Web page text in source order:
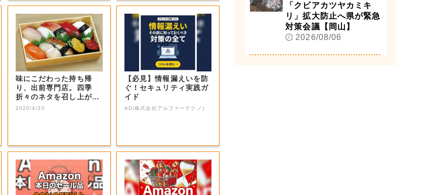
味にこだわった持ち帰
り、出前専門店。四季
折々のネタを召し上が
れ。
2020/4/30
【必見】情報漏えいを防
ぐ！セキュリティ実践ガ
イド
AD(株式会社アルファーテクノ)
「クビアカツヤカミキ
リ」拡大防止へ県が緊急
対策会議【岡山】
2026/08/06